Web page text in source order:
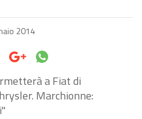
2014
a Fiat di
Marchionne: